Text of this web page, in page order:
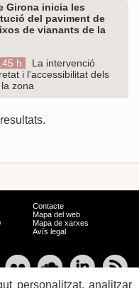
Girona inicia les
del paviment de
de vianants de la
h
La intervenció
i l'accessibilitat dels
zona
Utilitzeu TAB per navegar.
Contacte
Mapa del web
Mapa de xarxes
Avís legal
personalitzat, analitzar